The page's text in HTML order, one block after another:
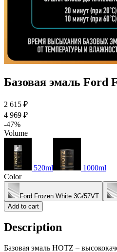
Базовая эмаль Ford
2 615 ₽
4 969 ₽
-47%
Volume
520ml
1000ml
Color
Ford Frozen White 3G/57VT
Add to cart
Description
Базовая эмаль HOTZ –